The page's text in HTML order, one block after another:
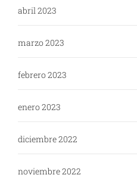
abril 2023
marzo 2023
febrero 2023
enero 2023
diciembre 2022
noviembre 2022